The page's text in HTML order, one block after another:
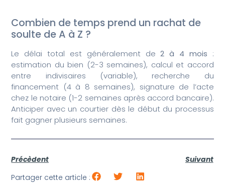
Combien de temps prend un rachat de
soulte de A à Z ?
Le délai total est généralement de2 à 4 mois :
estimation du bien (2-3 semaines), calcul et accord
entre indivisaires (variable), recherche du
financement (4 à 8 semaines), signature de l’acte
chez le notaire (1-2 semaines après accord bancaire).
Anticiper avec un courtier dès le début du processus
fait gagner plusieurs semaines.
Précèdent
Suivant
Partager cette article :